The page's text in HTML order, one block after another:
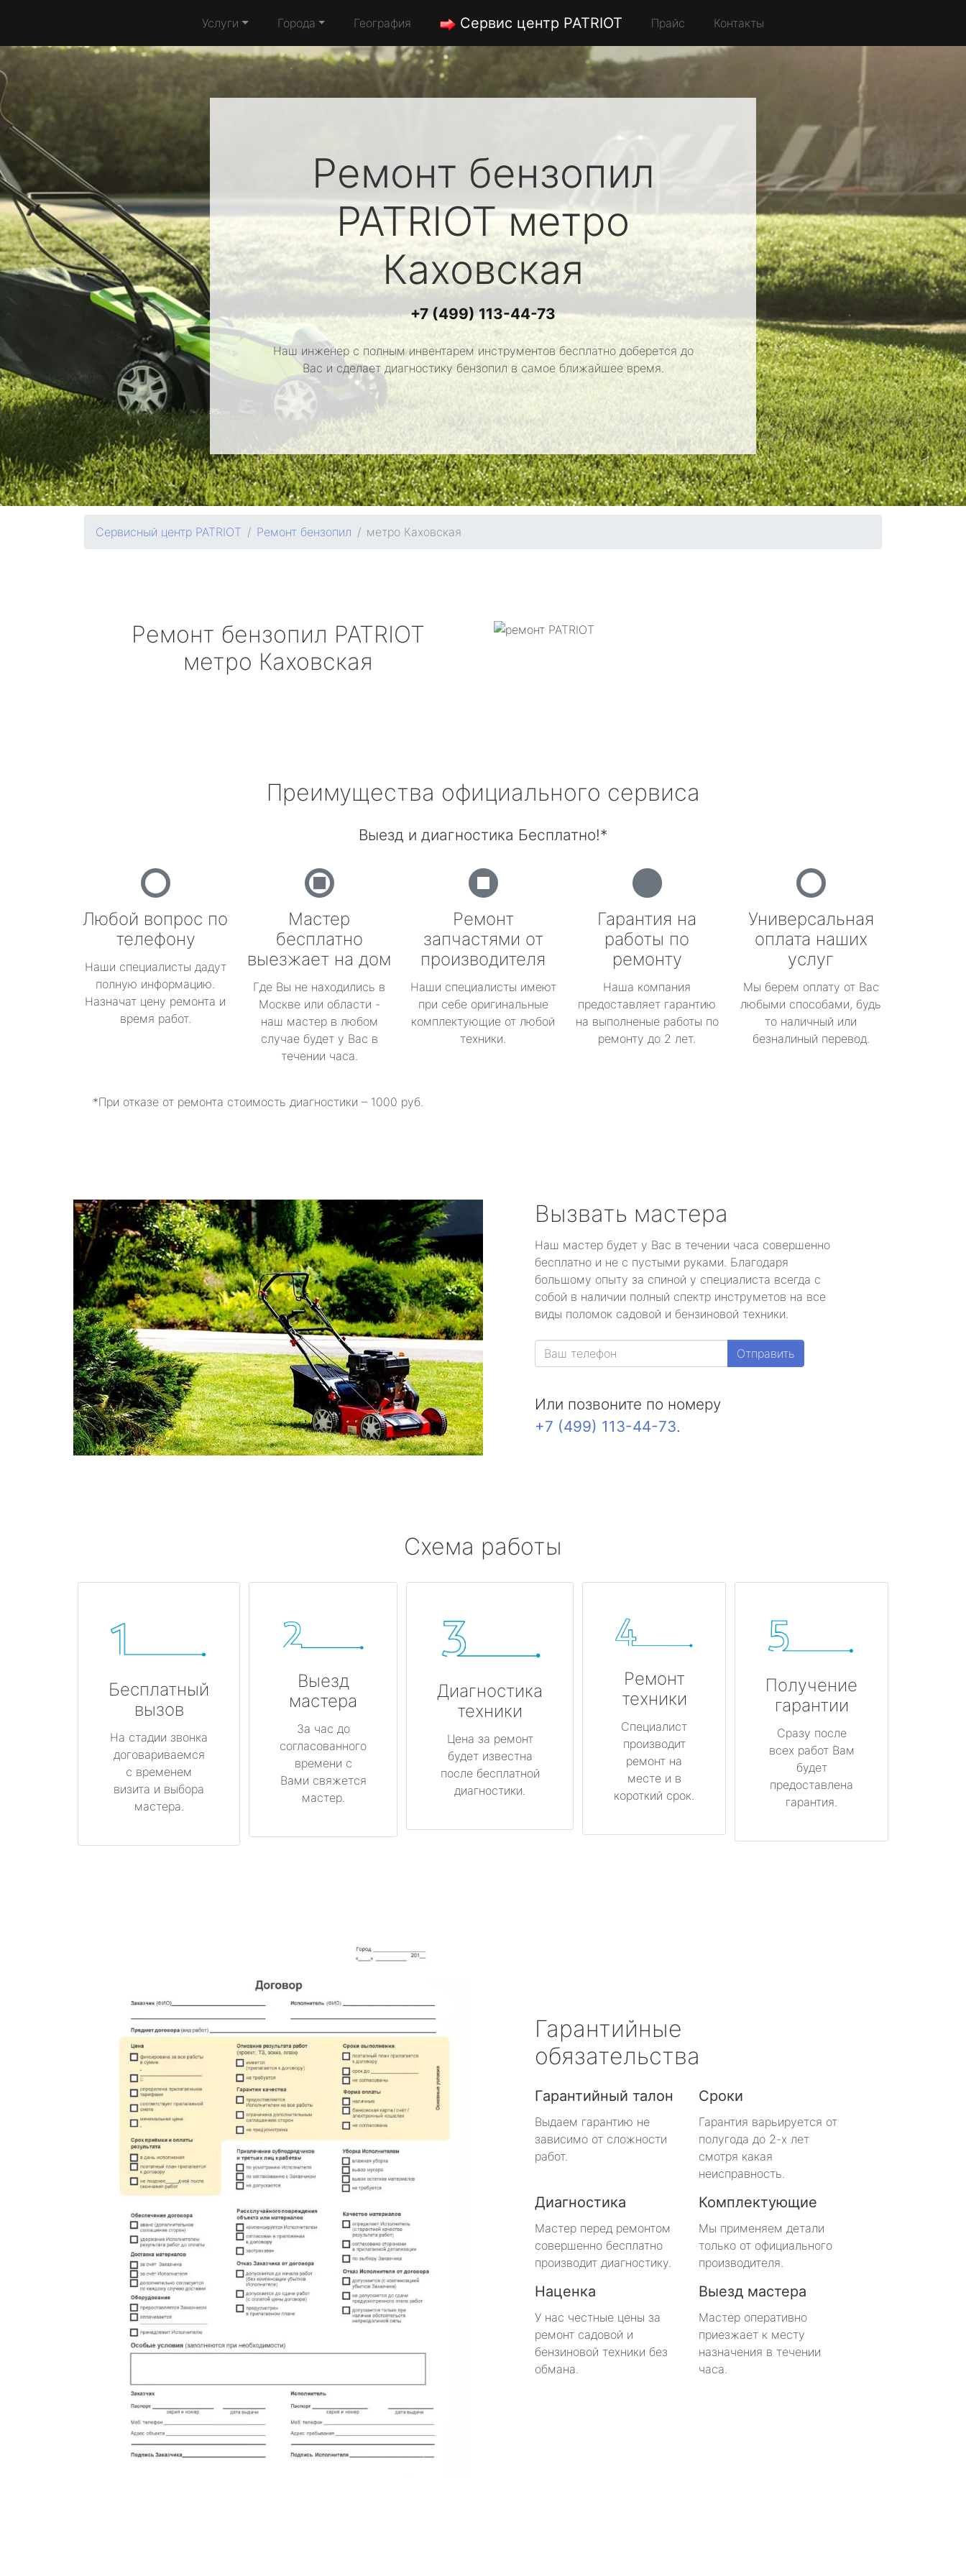
Услуги Города География Сервис центр PATRIOT Прайс Контакты
Ремонт бензопил
PATRIOTметро
Каховская
+7 (499) 113-44-73
Наш инженер с полным инвентарем инструментов бесплатно доберется до
Вас и сделает диагностику бензопил в самое ближайшее время.
Сервисный центр PATRIOT Ремонт бензопил метро Каховская
Ремонт бензопил PATRIOT
метро Каховская
Преимущества официального сервиса
Выезд и диагностика Бесплатно!*
Любой вопрос по
телефону
Наши специалисты дадут
полную информацию.
Назначат цену ремонта и
время работ.
Мастер
бесплатно
выезжает на дом
Где Вы не находились в
Москве или области -
наш мастер в любом
случае будет у Вас в
течении часа.
Ремонт
запчастями от
производителя
Наши специалисты имеют
при себе оригинальные
комплектующие от любой
техники.
Гарантия на
работы по
ремонту
Наша компания
предоставляет гарантию
на выполненые работы по
ремонту до 2 лет.
Универсальная
оплата наших
услуг
Мы берем оплату от Вас
любыми способами, будь
то наличный или
безналиный перевод.
*При отказе от ремонта стоимость диагностики – 1000 руб.
Вызвать мастера
Наш мастер будет у Вас в течении часа совершенно
бесплатно и не с пустыми руками. Благодаря
большому опыту за спиной у специалиста всегда с
собой в наличии полный спектр инструметов на все
виды поломок садовой и бензиновой техники.
Отправить
Или позвоните по номеру
+7 (499) 113-44-73.
Схема работы
Бесплатный
вызов
На стадии звонка
договариваемся
с временем
визита и выбора
мастера.
Выезд
мастера
За час до
согласованного
времени с
Вами свяжется
мастер.
Диагностика
техники
Цена за ремонт
будет известна
после бесплатной
диагностики.
Ремонт
техники
Специалист
производит
ремонт на
месте и в
короткий срок.
Получение
гарантии
Сразу после
всех работ Вам
будет
предоставлена
гарантия.
Гарантийные
обязательства
Гарантийный талон
Выдаем гарантию не
зависимо от сложности
работ.
Сроки
Гарантия варьируется от
полугода до 2-х лет
смотря какая
неисправность.
Диагностика
Мастер перед ремонтом
совершенно бесплатно
производит диагностику.
Комплектующие
Мы применяем детали
только от официального
производителя.
Наценка
У нас честные цены за
ремонт садовой и
бензиновой техники без
обмана.
Выезд мастера
Мастер оперативно
приезжает к месту
назначения в течении
часа.